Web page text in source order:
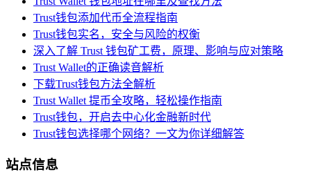
Trust钱包添加代币全流程指南
Trust钱包实名，安全与风险的权衡
深入了解 Trust 钱包矿工费，原理、影响与应对策略
Trust Wallet的正确读音解析
下载Trust钱包方法全解析
Trust Wallet 提币全攻略，轻松操作指南
Trust钱包，开启去中心化金融新时代
Trust钱包选择哪个网络？一文为你详细解答
站点信息